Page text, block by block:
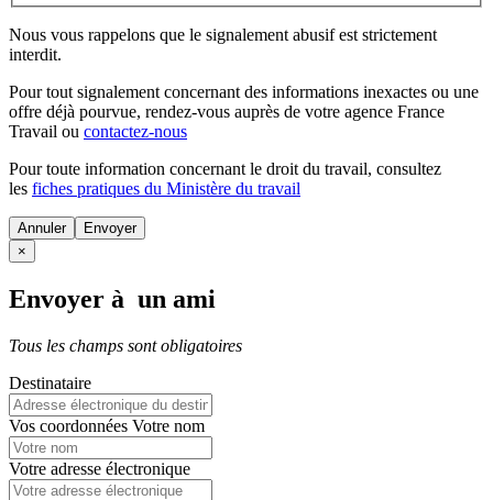
Nous vous rappelons que le signalement abusif est strictement
interdit.
Pour tout signalement concernant des informations inexactes ou une
offre déjà pourvue, rendez-vous auprès de votre agence France
Travail ou contactez-nous
Pour toute information concernant le droit du travail, consultez
les fiches pratiques du Ministère du travail
Annuler
×
Envoyer à un ami
Tous les champs sont obligatoires
Destinataire
Vos coordonnées Votre nom
Votre adresse électronique